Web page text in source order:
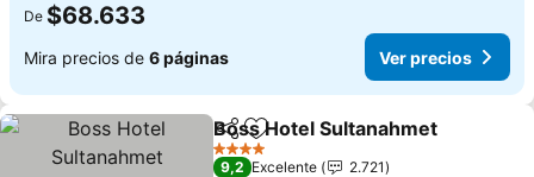
De $68.633
Mira precios de 6 páginas Ver precios
CompartirAgregar a favoritos
Boss Hotel Sultanahmet
4 Estrellas
9,2 Excelente
2.721